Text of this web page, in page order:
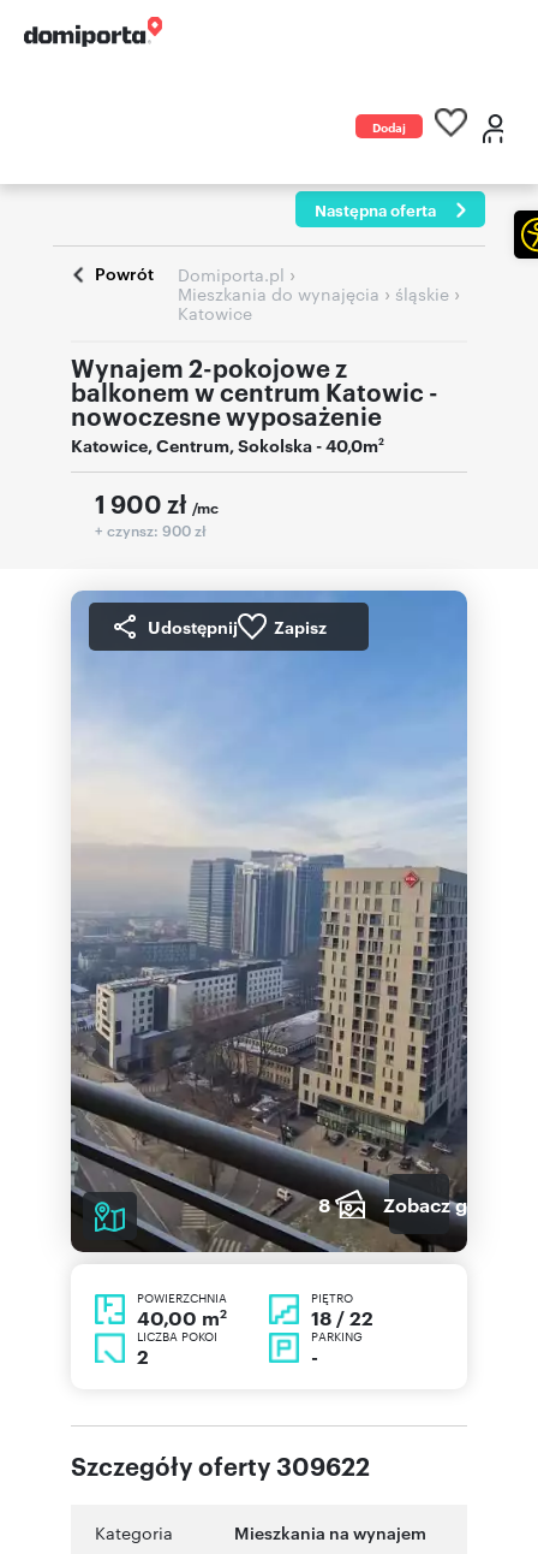
Dodaj
Następna oferta
Powrót Domiporta.pl ›
Mieszkania do wynajęcia › śląskie ›
Katowice
Wynajem 2-pokojowe z
balkonem w centrum Katowic -
nowoczesne wyposażenie
Katowice,Centrum,Sokolska- 40,0m2
1 900 zł /mc
+ czynsz: 900 zł
Udostępnij Zapisz
8 Zobacz galerię
POWIERZCHNIA
40,00 m2
PIĘTRO
18 / 22
LICZBA POKOI
2
PARKING
-
Szczegóły oferty 309622
Kategoria Mieszkania na wynajem